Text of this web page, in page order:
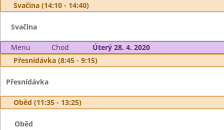
Svačina (14:10 - 14:40)
Svačina
Menu Chod
Úterý 28. 4. 2020
Přesnídávka (8:45 - 9:15)
Přesnídávka
Oběd (11:35 - 13:25)
Oběd